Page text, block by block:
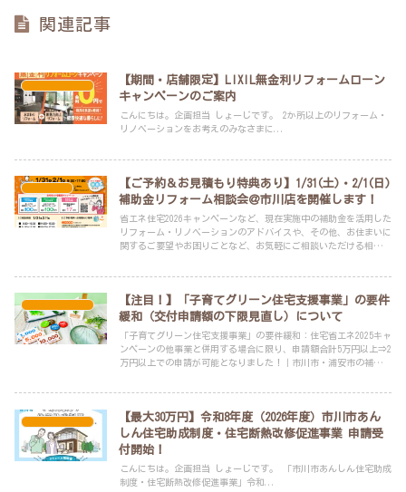
関連記事
【期間・店舗限定】LIXIL無金利リフォームローン
キャンペーンのご案内
こんにちは。企画担当 しょーじです。 2か所以上のリフォーム・
リノベーションをお考えのみなさまに...
【ご予約＆お見積もり特典あり】1/31(土)・2/1(日)
補助金リフォーム相談会＠市川店を開催します！
省エネ住宅2026キャンペーンなど、現在実施中の補助金を活用した
リフォーム・リノベーションのアドバイスや、その他、お住まいに
関するご要望やお困りごとなど、お気軽にご相談いただける相談会
【注目！】「子育てグリーン住宅支援事業」の要件
緩和（交付申請額の下限見直し）について
「子育てグリーン住宅支援事業」の要件緩和：住宅省エネ2025キャ
ンペーンの他事業と併用する場合に限り、申請額合計5万円以上⇒2
万円以上での申請が可能となりました！｜市川市・浦安市の補助金
【最大30万円】令和8年度（2026年度）市川市あん
しん住宅助成制度・住宅断熱改修促進事業 申請受
付開始！
こんにちは。企画担当 しょーじです。 「市川市あんしん住宅助成
制度・住宅断熱改修促進事業」令和...